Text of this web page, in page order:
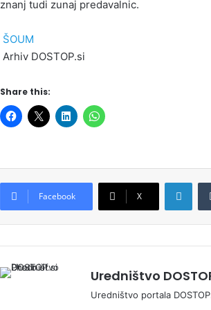
znanj tudi zunaj predavalnic.
ŠOUM
Arhiv DOSTOP.si
Share this:
Facebook X
Uredništvo
Uredništvo portala